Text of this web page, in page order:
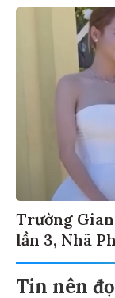
Trường
lần 3, Nhã
Tin nên